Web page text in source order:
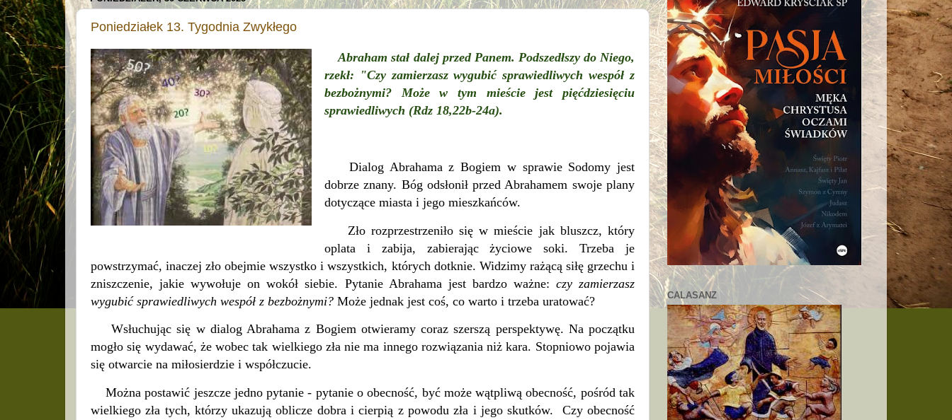
Poniedziałek 13. Tygodnia Zwykłego
Abraham stał dalej przed Panem. Podszedłszy do Niego,
rzekł: "Czy zamierzasz wygubić sprawiedliwych wespół z
bezbożnymi? Może w tym mieście jest pięćdziesięciu
sprawiedliwych (Rdz 18,22b-24a).
Dialog Abrahama z Bogiem w sprawie Sodomy jest
dobrze znany. Bóg odsłonił przed Abrahamem swoje plany
dotyczące miasta i jego mieszkańców.
Zło rozprzestrzeniło się w mieście jak bluszcz, który
oplata i zabija, zabierając życiowe soki. Trzeba je
powstrzymać, inaczej zło obejmie wszystko i wszystkich, których dotknie. Widzimy rażącą siłę grzechu i
zniszczenie, jakie wywołuje on wokół siebie. Pytanie Abrahama jest bardzo ważne: czy zamierzasz
wygubić sprawiedliwych wespół z bezbożnymi? Może jednak jest coś, co warto i trzeba uratować?
Wsłuchując się w dialog Abrahama z Bogiem otwieramy coraz szerszą perspektywę. Na początku
mogło się wydawać, że wobec tak wielkiego zła nie ma innego rozwiązania niż kara. Stopniowo pojawia
się otwarcie na miłosierdzie i współczucie.
Można postawić jeszcze jedno pytanie - pytanie o obecność, być może wątpliwą obecność, pośród tak
wielkiego zła tych, którzy ukazują oblicze dobra i cierpią z powodu zła i jego skutków. Czy obecność
CALASANZ